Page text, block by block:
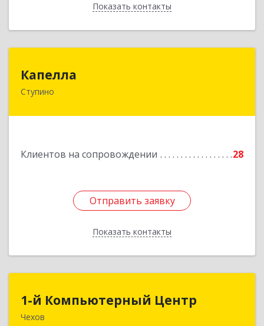
Показать контакты
Назад
Капелла
Ступино
Клиентов на сопровождении 28
Отправить заявку
Показать контакты
142800, Московская обл, Ступино г, Андропова
Отправить заявку
Назад
1-й Компьютерный Центр
Чехов
1-й Компьютерный Центр
142306, Московская обл, Чеховский р-н, Чехов